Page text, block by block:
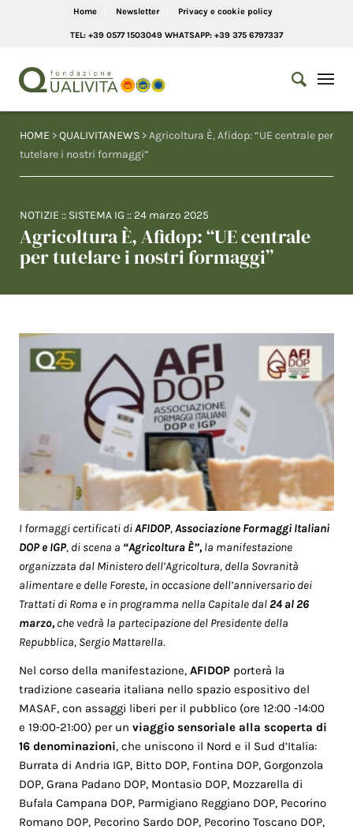
Home Newsletter Privacy e cookie policy
TEL: +39 0577 1503049 WHATSAPP: +39 375 6797337
HOME >QUALIVITANEWS > Agricoltura È, Afidop: “UE centrale per
tutelare i nostri formaggi”
NOTIZIE :: SISTEMA IG :: 24 marzo 2025
Agricoltura È, Afidop: “UE centrale
per tutelare i nostri formaggi”
I formaggi certificati diAFIDOP,Associazione Formaggi Italiani
DOP e IGP, di scena a “Agricoltura È”, la manifestazione
organizzata dal Ministero dell’Agricoltura, della Sovranità
alimentare e delle Foreste, in occasione dell’anniversario dei
Trattati di Roma e in programma nella Capitale dal 24 al 26
marzo, che vedrà la partecipazione del Presidente della
Repubblica, Sergio Mattarella.
Nel corso della manifestazione,AFIDOP porterà la
tradizione casearia italiana nello spazio espositivo del
MASAF, con assaggi liberi per il pubblico (ore 12:00 -14:00
e 19:00-21:00) per un viaggio sensoriale alla scoperta di
16 denominazioni, che uniscono il Nord e il Sud d’Italia:
Burrata di Andria IGP, Bitto DOP, Fontina DOP, Gorgonzola
DOP, Grana Padano DOP, Montasio DOP, Mozzarella di
Bufala Campana DOP, Parmigiano Reggiano DOP, Pecorino
Romano DOP, Pecorino Sardo DOP, Pecorino Toscano DOP,